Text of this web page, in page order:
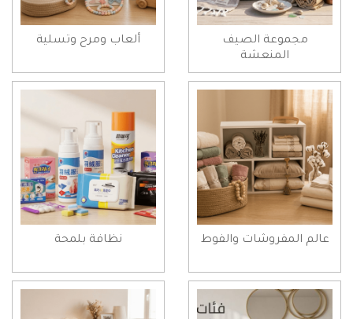
مجموعة الصيف
المنعشة
ألعاب ومرح وتسلية
عالم المفروشات والفوط نظافة بلمحة